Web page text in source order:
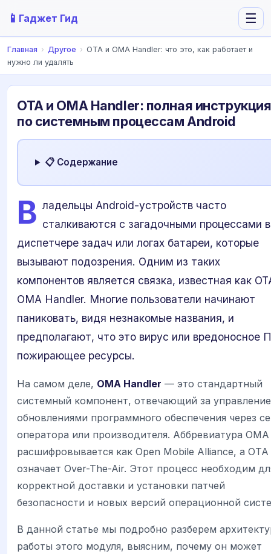
📱 Гаджет Гид ☰
Главная › Другое › OTA и OMA Handler: что это, как работает и
нужно ли удалять
OTA и OMA Handler: полная инструкция
по системным процессам Android
📋 Содержание
В ладельцы Android-устройств часто
сталкиваются с загадочными процессами в
диспетчере задач или логах батареи, которые
вызывают подозрения. Одним из таких
компонентов является связка, известная как
OMA Handler. Многие пользователи начинают
паниковать, видя незнакомые названия, и
предполагают, что это вирус или вредоносное
пожирающее ресурсы.
На самом деле, OMA Handler — это стандартный
системный компонент, отвечающий за управление
обновлениями программного обеспечения через
оператора или производителя. Аббревиатура OMA
расшифровывается как Open Mobile Alliance, а OTA
означает Over-The-Air. Этот процесс необходим
корректной доставки и установки патчей
безопасности и новых версий операционной
В данной статье мы подробно разберем
работы этого модуля, выясним, почему он может